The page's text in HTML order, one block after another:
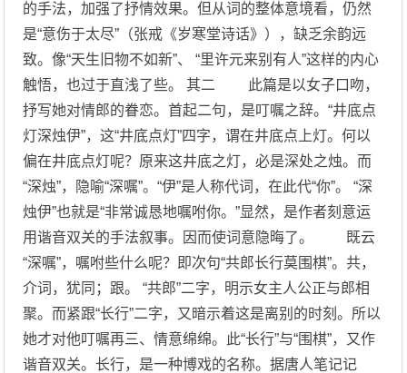
的手法，加强了抒情效果。但从词的整体意境看，仍然
是“意伤于太尽”（张戒《岁寒堂诗话》），缺乏余韵远
致。像“天生旧物不如新”、 “里许元来别有人”这样的内心
触悟，也过于直浅了些。 其二 此篇是以女子口吻，
抒写她对情郎的眷恋。首起二句，是叮嘱之辞。“井底点
灯深烛伊”，这“井底点灯”四字，谓在井底点上灯。何以
偏在井底点灯呢？原来这井底之灯，必是深处之烛。而
“深烛”，隐喻“深嘱”。“伊”是人称代词，在此代“你”。 “深
烛伊”也就是“非常诚恳地嘱咐你。”显然，是作者刻意运
用谐音双关的手法叙事。因而使词意隐晦了。 既云
“深嘱”，嘱咐些什么呢？即次句“共郎长行莫围棋”。共，
介词，犹同；跟。 “共郎”二字，明示女主人公正与郎相
聚。而紧跟“长行”二字，又暗示着这是离别的时刻。所以
她才对他叮嘱再三、情意绵绵。此“长行”与“围棋”，又作
谐音双关。长行，是一种博戏的名称。据唐人笔记记